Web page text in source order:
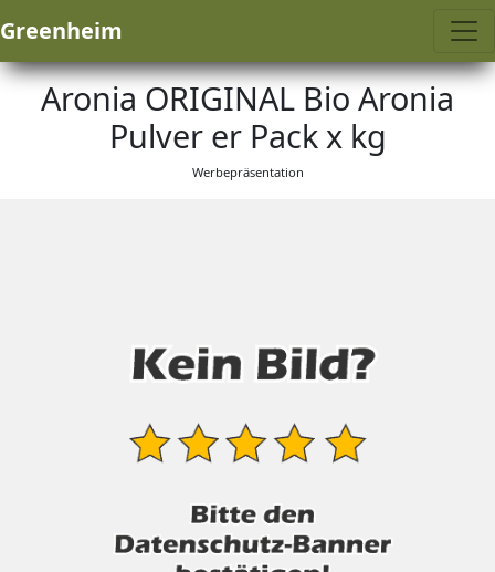
Greenheim
Aronia ORIGINAL Bio Aronia
Pulver er Pack x kg
Werbepräsentation